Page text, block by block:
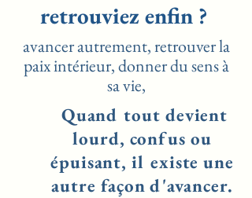
retrouviez enfin ?
avancer autrement, retrouver la
paix intérieur, donner du sens à
sa vie,
Quand tout devient
lourd, confus ou
épuisant, il existe une
autre façon d'avancer.